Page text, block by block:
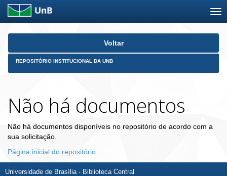
Skip
Voltar
REPOSITÓRIO INSTITUCIONAL DA UNB
Não há documentos
Não há documentos disponíveis no repositório de acordo com a
sua solicitação.
Página inicial do repositório
Universidade de Brasília - Biblioteca Central